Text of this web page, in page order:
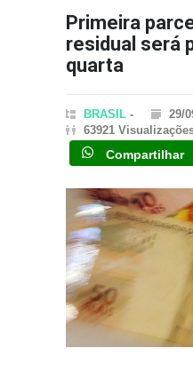
Primeira
residual será
quarta
BRASIL -
29/
63921
Compartilhar